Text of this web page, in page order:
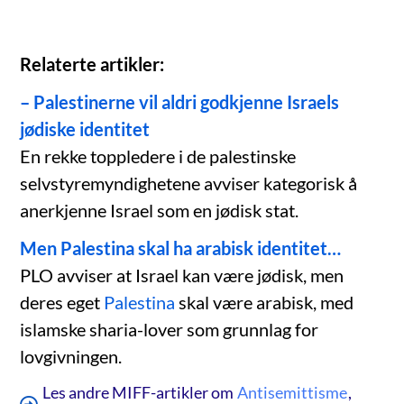
Relaterte artikler:
– Palestinerne vil aldri godkjenne Israels
jødiske identitet
En rekke toppledere i de palestinske
selvstyremyndighetene avviser kategorisk å
anerkjenne Israel som en jødisk stat.
Men Palestina skal ha arabisk identitet…
PLO avviser at Israel kan være jødisk, men
deres eget Palestina skal være arabisk, med
islamske sharia-lover som grunnlag for
lovgivningen.
Les andre MIFF-artikler om Antisemittisme,